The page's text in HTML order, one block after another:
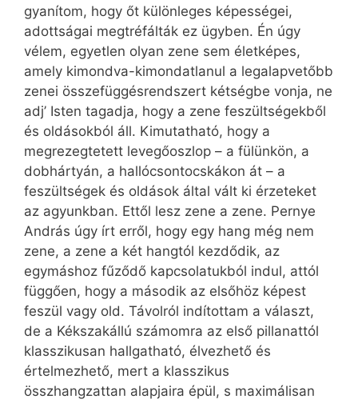
gyanítom, hogy őt különleges képességei,
adottságai megtréfálták ez ügyben. Én úgy
vélem, egyetlen olyan zene sem életképes,
amely kimondva-kimondatlanul a legalapvetőbb
zenei összefüggésrendszert kétségbe vonja, ne
adj’ Isten tagadja, hogy a zene feszültségekből
és oldásokból áll. Kimutatható, hogy a
megrezegtetett levegőoszlop – a fülünkön, a
dobhártyán, a hallócsontocskákon át – a
feszültségek és oldások által vált ki érzeteket
az agyunkban. Ettől lesz zene a zene. Pernye
András úgy írt erről, hogy egy hang még nem
zene, a zene a két hangtól kezdődik, az
egymáshoz fűződő kapcsolatukból indul, attól
függően, hogy a második az elsőhöz képest
feszül vagy old. Távolról indítottam a választ,
de a Kékszakállú számomra az első pillanattól
klasszikusan hallgatható, élvezhető és
értelmezhető, mert a klasszikus
összhangzattan alapjaira épül, s maximálisan